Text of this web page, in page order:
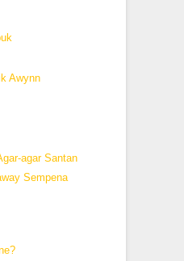
Awynn
agar Santan
Sempena